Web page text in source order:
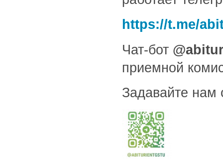
https://t.me/
Чат-бот
приемной
Задавайте нам